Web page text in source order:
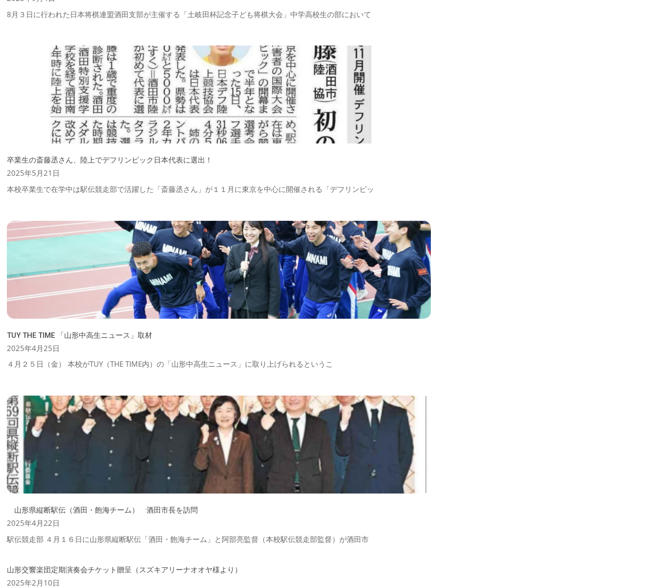
09-
04
8月３日に行われた日本将棋連盟酒田支部が主催する「土岐田杯記念子ども将棋大会」中学高校生の部において
卒業生の斎藤丞さん、陸上でデフリンピック日本代表に選出！
2025-
05-
21
2025年5月21日
本校卒業生で在学中は駅伝競走部で活躍した「斎藤丞さん」が１１月に東京を中心に開催される「デフリンピッ
TUY THE TIME 「山形中高生ニュース」取材
2025-
04-
25
2025年4月25日
４月２５日（金） 本校がTUY（THE TIME内）の「山形中高生ニュース」に取り上げられるというこ
山形県縦断駅伝（酒田・飽海チーム） 酒田市長を訪問
2025-
22
2025年4月22日
駅伝競走部 ４月１６日に山形県縦断駅伝「酒田・飽海チーム」と阿部亮監督（本校駅伝競走部監督）が酒田市
山形交響楽団定期演奏会チケット贈呈（スズキアリーナオオヤ様より）
2025-
2025年2月10日